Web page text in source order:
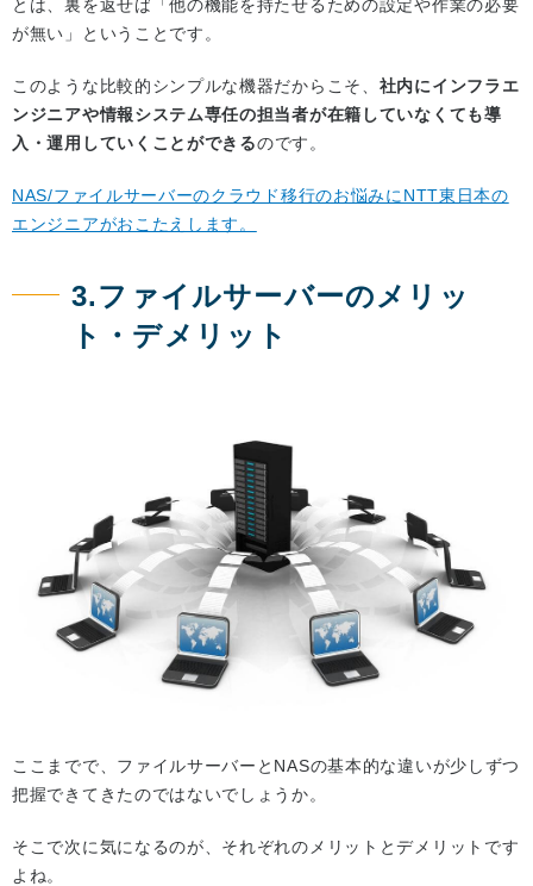
とは、裏を返せば「他の機能を持たせるための設定や作業の必要
が無い」ということです。
このような比較的シンプルな機器だからこそ、 社内にインフラエ
ンジニアや情報システム専任の担当者が在籍していなくても導
入・運用していくことができるのです。
NAS/ファイルサーバーのクラウド移行のお悩みにNTT東日本の
エンジニアがおこたえします。
3.ファイルサーバーのメリッ
ト・デメリット
ここまでで、ファイルサーバーとNASの基本的な違いが少しずつ
把握できてきたのではないでしょうか。
そこで次に気になるのが、それぞれのメリットとデメリットです
よね。